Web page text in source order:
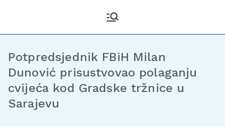
Potpredsjednik FBiH Milan
Dunović prisustvovao polaganju
cvijeća kod Gradske tržnice u
Sarajevu